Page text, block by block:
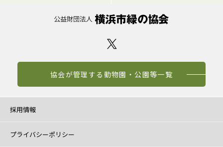
協会が管理する動物園・公園等一覧
採用情報
プライバシーポリシー